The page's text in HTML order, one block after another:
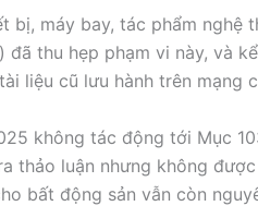
bị, máy bay, tác phẩm nghệ
thu hẹp phạm vi này, và
liệu cũ lưu hành trên mạng
không tác động tới Mục
thảo luận nhưng không
bất động sản vẫn còn